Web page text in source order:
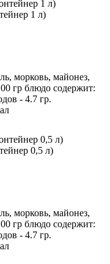
1 л)
морковь, майонез,
гр блюдо содержит:
- 4.7 гр.
0,5 л)
морковь, майонез,
гр блюдо содержит:
- 4.7 гр.